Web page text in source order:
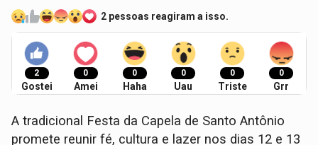
2 pessoas reagiram a isso.
2
Gostei
0
Amei
0
Haha
0
Uau
0
Triste
0
Grr
A tradicional Festa da Capela de Santo Antônio
promete reunir fé, cultura e lazer nos dias 12 e 13